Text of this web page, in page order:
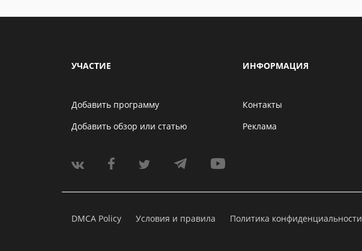
УЧАСТИЕ
Добавить программу
Добавить обзор или статью
ИНФОРМАЦИЯ
Контакты
Реклама
DMCA Policy Условия и правила
Политика конфиденциальности